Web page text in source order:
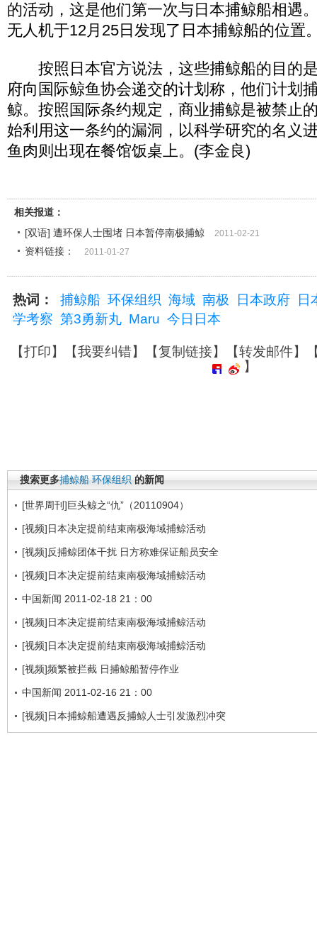
的活动，这是他们第一次与日本捕鲸船相遇
无人机于12月25日发现了日本捕鲸船的位置
按照日本官方说法，这些捕鲸船的目的是
府向国际鲸鱼协会递交的计划称，他们计划
鲸。按照国际条约规定，商业捕鲸是被禁止
始利用这一条约的漏洞，以科学研究的名义
鱼肉则出现在餐馆饭桌上。(李金良)
相关报道：
[双语] 遭环保人士围堵 日本暂停南极捕鲸
2011-02-21
资料链接： 2011-01-27
热词： 捕鲸船 环保组织 海域 南极 日本政府
日
学考察 第3勇新丸 Maru 今日日本
【打印】【我要纠错】【复制链接】【转发邮件】
】
搜索更多捕鲸船 环保组织 的新闻
[世界周刊]巨头鲸之“仇”（20110904）
[视频]日本决定提前结束南极海域捕鲸活动
[视频]反捕鲸团体干扰 日方称难保证船员安全
[视频]日本决定提前结束南极海域捕鲸活动
中国新闻 2011-02-18 21：00
[视频]日本决定提前结束南极海域捕鲸活动
[视频]日本决定提前结束南极海域捕鲸活动
[视频]频繁被拦截 日捕鲸船暂停作业
中国新闻 2011-02-16 21：00
[视频]日本捕鲸船遭遇反捕鲸人士引发激烈冲突